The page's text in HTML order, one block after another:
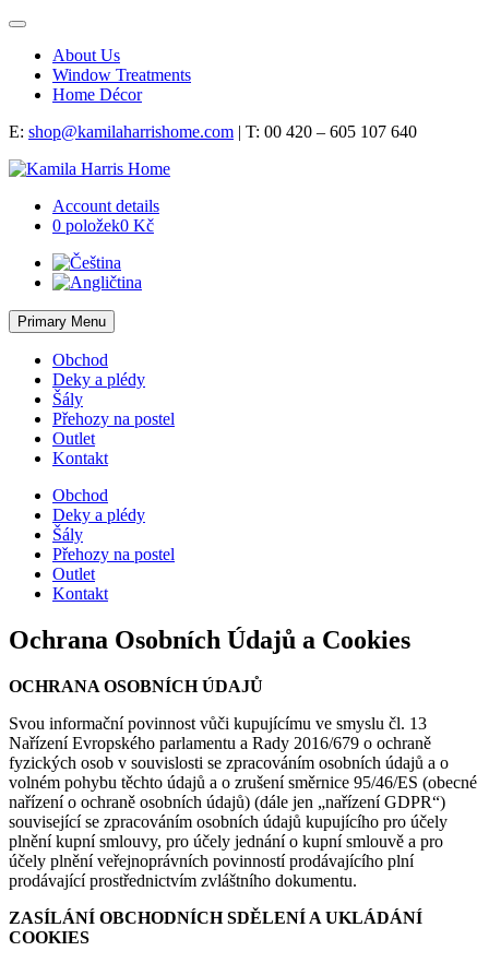
About Us
Window Treatments
Home Décor
Skip
content
E: shop@kamilaharrishome.com | T: 00 420 – 605 107 640
Account details
0 položek0 Kč
Primary Menu
Obchod
Deky a plédy
Šály
Přehozy na postel
Outlet
Kontakt
Obchod
Deky a plédy
Šály
Přehozy na postel
Outlet
Kontakt
Ochrana Osobních Údajů a Cookies
OCHRANA OSOBNÍCH ÚDAJŮ
Svou informační povinnost vůči kupujícímu ve smyslu čl. 13
Nařízení Evropského parlamentu a Rady 2016/679 o ochraně
fyzických osob v souvislosti se zpracováním osobních údajů a o
volném pohybu těchto údajů a o zrušení směrnice 95/46/ES (obecné
nařízení o ochraně osobních údajů) (dále jen „nařízení GDPR“)
související se zpracováním osobních údajů kupujícího pro účely
plnění kupní smlouvy, pro účely jednání o kupní smlouvě a pro
účely plnění veřejnoprávních povinností prodávajícího plní
prodávající prostřednictvím zvláštního dokumentu.
ZASÍLÁNÍ OBCHODNÍCH SDĚLENÍ A UKLÁDÁNÍ
COOKIES